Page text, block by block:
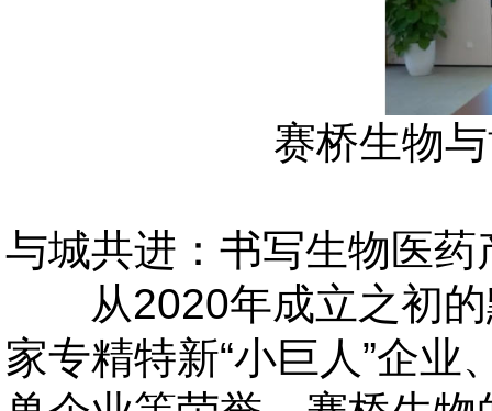
赛桥生物
与城共进：书写生物医药
从2020年成立之初
家专精特新“小巨人”企